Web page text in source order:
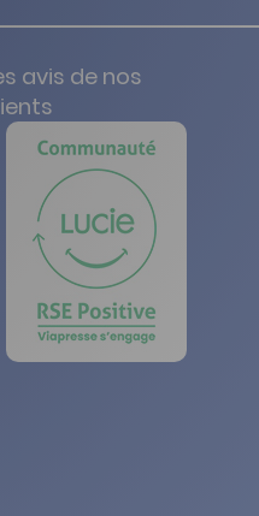
avis de nos